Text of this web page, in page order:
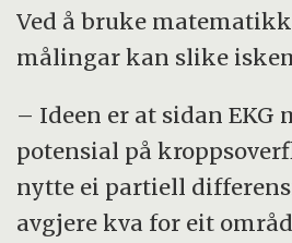
Ved å bruke matematikk
målingar kan slike
– Ideen er at sidan EKG
potensial på
nytte ei partiell
avgjere kva for eit